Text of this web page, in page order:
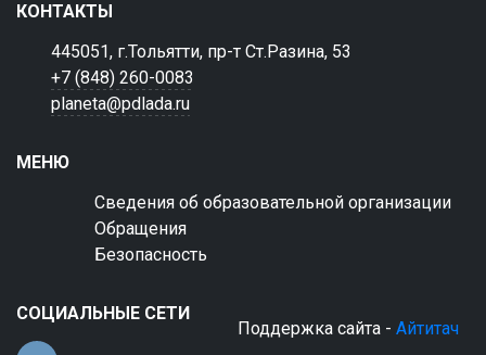
КОНТАКТЫ
445051, г.Тольятти, пр-т Ст.Разина, 53
+7 (848) 260-0083
planeta@pdlada.ru
МЕНЮ
Сведения об образовательной организации
Обращения
Безопасность
СОЦИАЛЬНЫЕ СЕТИ
Поддержка сайта - Айтитач